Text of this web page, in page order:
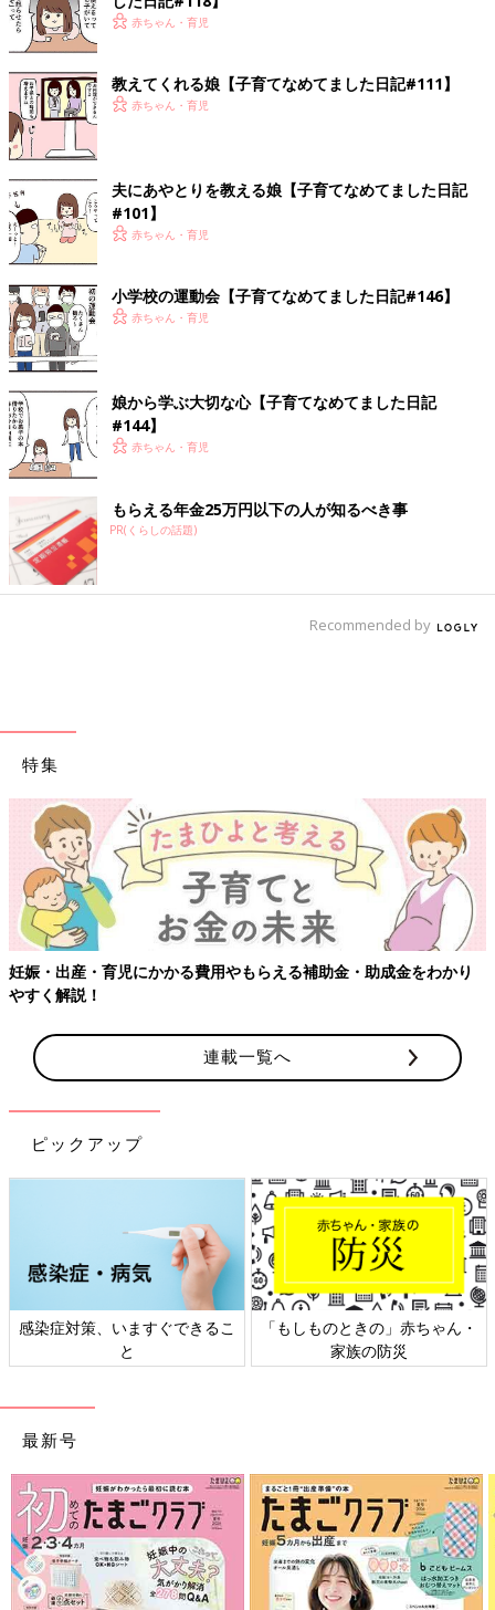
赤ちゃん・育児
教えてくれる娘【子育てなめてました日記#111】
赤ちゃん・育児
夫にあやとりを教える娘【子育てなめてました日記
#101】
赤ちゃん・育児
小学校の運動会【子育てなめてました日記#146】
赤ちゃん・育児
娘から学ぶ大切な心【子育てなめてました日記
#144】
赤ちゃん・育児
もらえる年金25万円以下の人が知るべき事
PR(くらしの話題)
Recommended by
特集
妊娠・出産・育児にかかる費用やもらえる補助金・助成金をわかり
やすく解説！
連載一覧へ
ピックアップ
感染症対策、いますぐできるこ
と
「もしものときの」赤ちゃん・
家族の防災
最新号